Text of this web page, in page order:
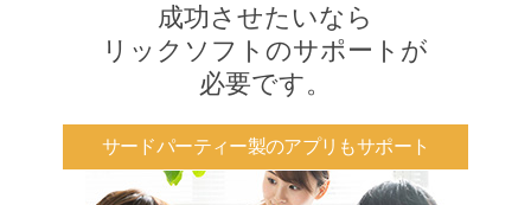
成功させたいなら
リックソフトのサポートが
必要です。
サードパーティー製のアプリもサポート